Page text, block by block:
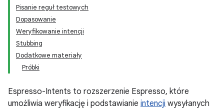
Pisanie reguł testowych
Dopasowanie
Weryfikowanie intencji
Stubbing
Dodatkowe materiały
Próbki
Espresso-Intents to rozszerzenie Espresso, które
umożliwia weryfikację i podstawianie intencji wysyłanych